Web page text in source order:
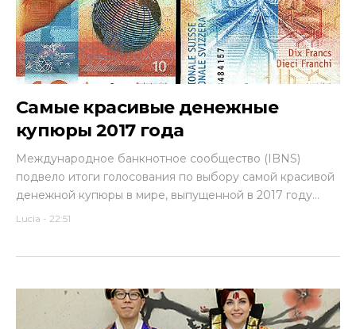
Самые красивые денежные
купюры 2017 года
Международное банкнотное сообщество (IBNS)
подвело итоги голосования по выбору самой красивой
денежной купюры в мире, выпущенной в 2017 году...
Lucia - 22:51